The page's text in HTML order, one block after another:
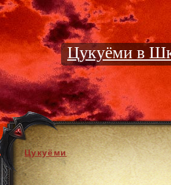
Цукуёми в
Цукуёми